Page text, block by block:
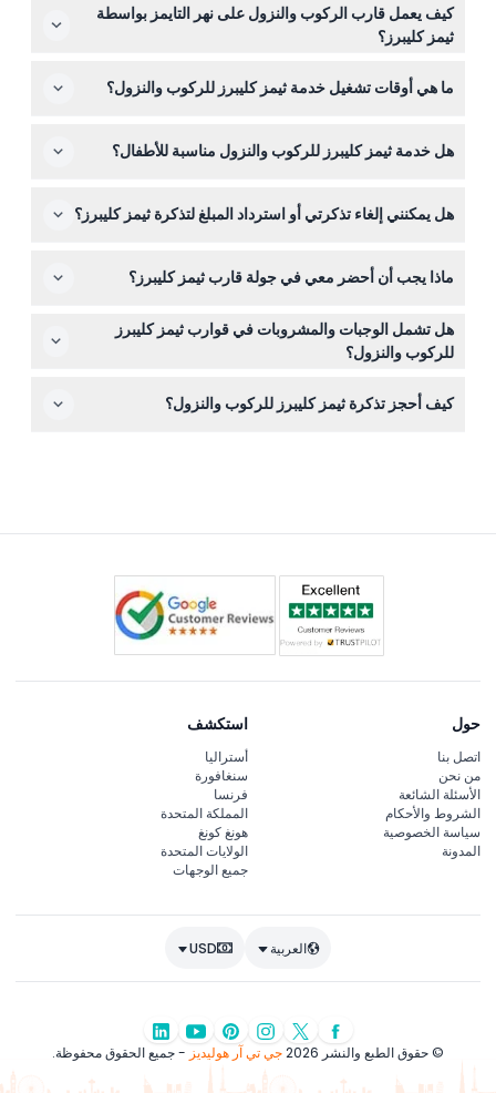
كيف يعمل قارب الركوب والنزول على نهر التايمز بواسطة
ثيمز كليبرز؟
الأرصفة الـ ٢٤ على طول نهر التايمز عدة مرات كما تشاء خلال
بوتيرتك الخاصة.
ما هي أوقات تشغيل خدمة ثيمز كليبرز للركوب والنزول؟
الساعة ١٠:٣٢ مساءً، في حين تبدأ عمليات عطلات نهاية الأسبوع
مساءً (قد تختلف الأوقات—يرجى التأكد عند الحجز).
هل خدمة ثيمز كليبرز للركوب والنزول مناسبة للأطفال؟
يكون الأطفال دون ١١ عامًا برفقة شخص بالغ في جميع الأوقات،
هل يمكنني إلغاء تذكرتي أو استرداد المبلغ لتذكرة ثيمز كليبرز؟
إلغاؤها، لذا تأكد من خططك قبل الحجز.
ماذا يجب أن أحضر معي في جولة قارب ثيمز كليبرز؟
أحضر تذكرة صالحة مطبوعة أو رقمية من هذا الموقع، وملابس
مريحة تناسب الطقس، وكاميرا أو هاتف ذكي لالتقاط صور
للمعالم الشهيرة في لندن على طول النهر.
هل تشمل الوجبات والمشروبات في قوارب ثيمز كليبرز
للركوب والنزول؟
لذا خطط وفقًا لذلك إذا كنت ترغب في الأكل أو الشرب أثناء
كيف أحجز تذكرة ثيمز كليبرز للركوب والنزول؟
حول
اتصل بنا
من نحن
الأسئلة الشائعة
الشروط والأحكام
سياسة الخصوصية
المدونة
استكشف
أستراليا
سنغافورة
فرنسا
المملكة المتحدة
هونغ كونغ
الولايات المتحدة
جميع الوجهات
العربية USD
© حقوق الطبع والنشر 2026 جي تي آر هوليديز - جميع الحقوق محفوظة.